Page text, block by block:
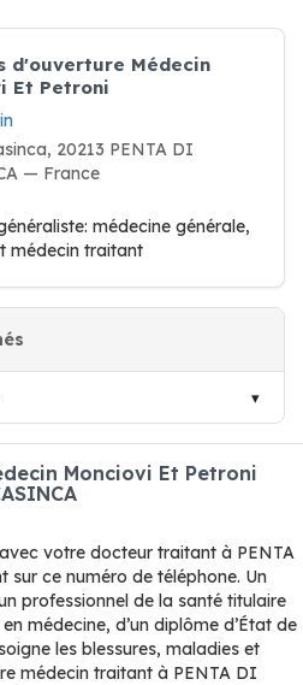
d'ouverture Médecin
Et Petroni
20213 PENTA DI
— France
médecine générale,
médecin traitant
Monciovi Et Petroni
votre docteur traitant à PENTA
sur ce numéro de téléphone. Un
professionnel de la santé titulaire
médecine, d’un diplôme d’État de
les blessures, maladies et
médecin traitant à PENTA DI